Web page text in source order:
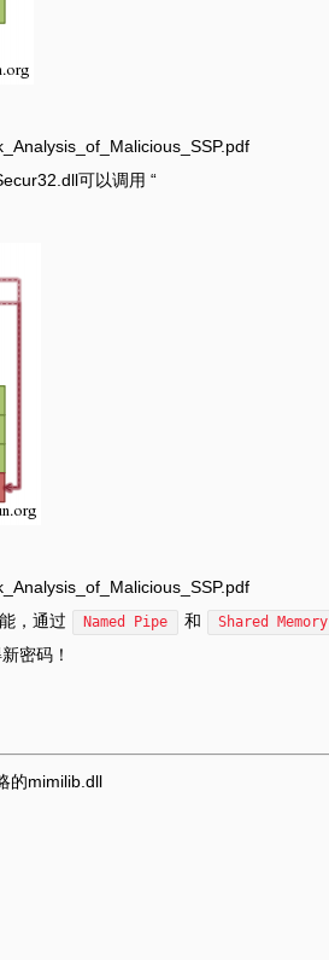
可以调用 “
，通过
Named Pipe 和 Shared Memory
密码！
的mimilib.dll